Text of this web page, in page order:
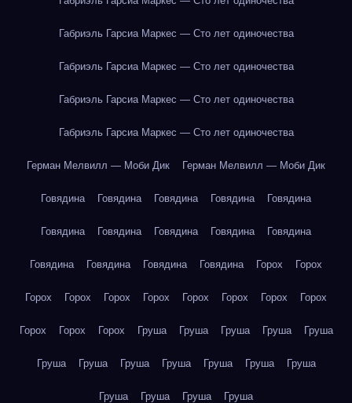
Габриэль Гарсиа Маркес — Сто лет одиночества
Габриэль Гарсиа Маркес — Сто лет одиночества
Габриэль Гарсиа Маркес — Сто лет одиночества
Габриэль Гарсиа Маркес — Сто лет одиночества
Герман Мелвилл — Моби Дик Герман Мелвилл — Моби Дик
Говядина Говядина Говядина Говядина Говядина
Говядина Говядина Говядина Говядина Говядина
Говядина Говядина Говядина Говядина Горох Горох
Горох Горох Горох Горох Горох Горох Горох Горох
Горох Горох Горох Груша Груша Груша Груша Груша
Груша Груша Груша Груша Груша Груша Груша
Груша Груша Груша Груша